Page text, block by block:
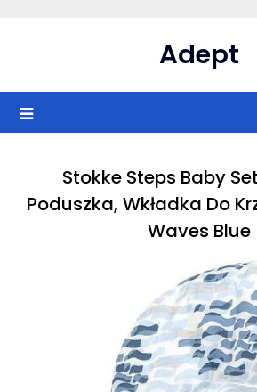
Adept
Stokke Steps Baby
Poduszka, Wkładka Do
Waves Blue